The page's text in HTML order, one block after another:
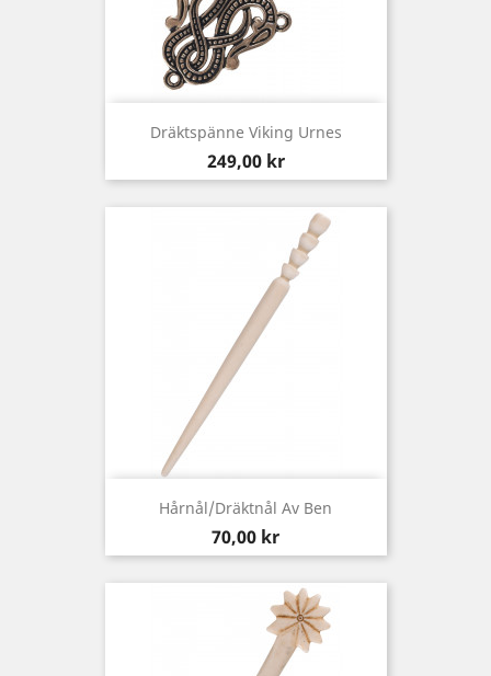
Dräktspänne Viking Urnes
Pris
249,00 kr
Hårnål/dräktnål Av Ben
Pris
70,00 kr